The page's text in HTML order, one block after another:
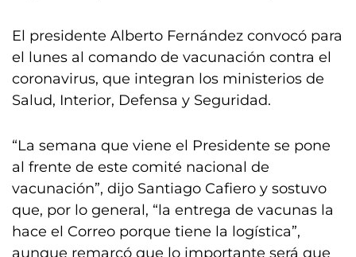
El presidente Alberto Fernández convocó para
el lunes al comando de vacunación contra el
coronavirus, que integran los ministerios de
Salud, Interior, Defensa y Seguridad.
“La semana que viene el Presidente se pone
al frente de este comité nacional de
vacunación”, dijo Santiago Cafiero y sostuvo
que, por lo general, “la entrega de vacunas la
hace el Correo porque tiene la logística”,
aunque remarcó que lo importante será que